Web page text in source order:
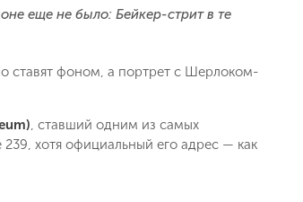
еще не было: Бейкер-стрит в те
ставят фоном, а портрет с Шерлоком-
, ставший одним из самых
хотя официальный его адрес — как